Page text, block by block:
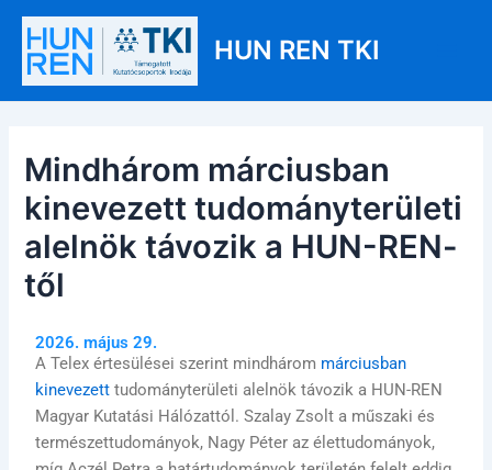
Skip
content
HUN REN TKI
Mindhárom márciusban
kinevezett tudományterületi
alelnök távozik a HUN-REN-
től
2026. május 29.
A Telex értesülései szerint mindhárom márciusban
kinevezett tudományterületi alelnök távozik a HUN-REN
Magyar Kutatási Hálózattól. Szalay Zsolt a műszaki és
természettudományok, Nagy Péter az élettudományok,
Post
navigation